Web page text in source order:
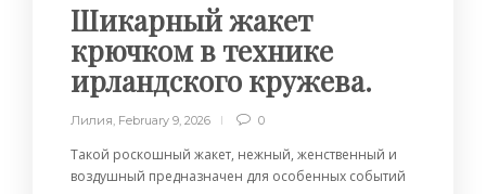
Шикарный жакет
крючком в технике
ирландского кружева.
Лилия, February 9, 2026 0
Такой роскошный жакет, нежный, женственный и
воздушный предназначен для особенных событий